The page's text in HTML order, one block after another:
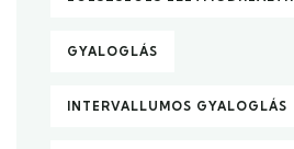
GYALOGLÁS
INTERVALLUMOS GYALOGLÁS